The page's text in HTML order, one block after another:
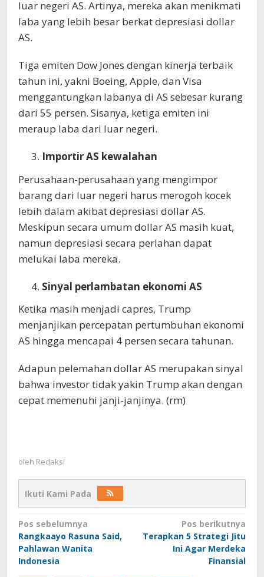
luar negeri AS. Artinya, mereka akan menikmati
laba yang lebih besar berkat depresiasi dollar
AS.
Tiga emiten Dow Jones dengan kinerja terbaik
tahun ini, yakni Boeing, Apple, dan Visa
menggantungkan labanya di AS sebesar kurang
dari 55 persen. Sisanya, ketiga emiten ini
meraup laba dari luar negeri.
Importir AS kewalahan
Perusahaan-perusahaan yang mengimpor
barang dari luar negeri harus merogoh kocek
lebih dalam akibat depresiasi dollar AS.
Meskipun secara umum dollar AS masih kuat,
namun depresiasi secara perlahan dapat
melukai laba mereka.
Sinyal perlambatan ekonomi AS
Ketika masih menjadi capres, Trump
menjanjikan percepatan pertumbuhan ekonomi
AS hingga mencapai 4 persen secara tahunan.
Adapun pelemahan dollar AS merupakan sinyal
bahwa investor tidak yakin Trump akan dengan
cepat memenuhi janji-janjinya. (rm)
oleh Redaksi
Ikuti Kami Pada
Navigasi
pos
Pos sebelumnya
Rangkaayo Rasuna Said,
Pahlawan Wanita
Indonesia
Pos berikutnya
Terapkan 5 Strategi Jitu
Ini Agar Merdeka
Finansial